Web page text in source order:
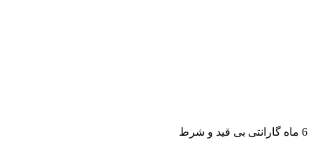
6 ماه گارانتی بی قید و شرط